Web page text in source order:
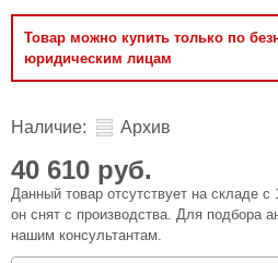
Товар можно купить только по
юридическим лицам
Наличие: Архив
40 610 руб.
Данный товар отсутствует на складе
он снят с производства. Для подбора
нашим консультантам.